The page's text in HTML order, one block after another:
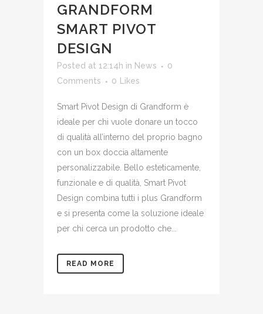
GRANDFORM
SMART PIVOT
DESIGN
Posted at 12:14h in News
0
Comments
0 Likes
Smart Pivot Design di Grandform è
ideale per chi vuole donare un tocco
di qualità all’interno del proprio bagno
con un box doccia altamente
personalizzabile. Bello esteticamente,
funzionale e di qualità, Smart Pivot
Design combina tutti i plus Grandform
e si presenta come la soluzione ideale
per chi cerca un prodotto che...
READ MORE